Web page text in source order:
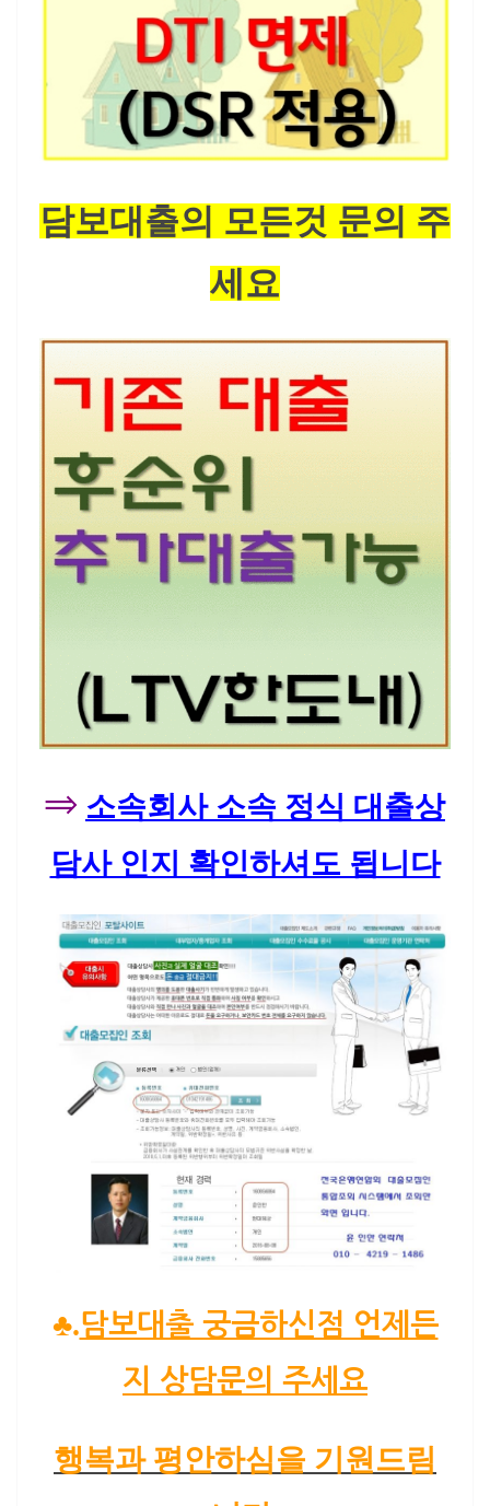
담보대출의 모든것 문의 주
세요
⇒ 소속회사 소속 정식 대출상
담사 인지 확인하셔도 됩니다
♣.담보대출 궁금하신점 언제든
지 상담문의 주세요
행복과 평안하심을 기원드림